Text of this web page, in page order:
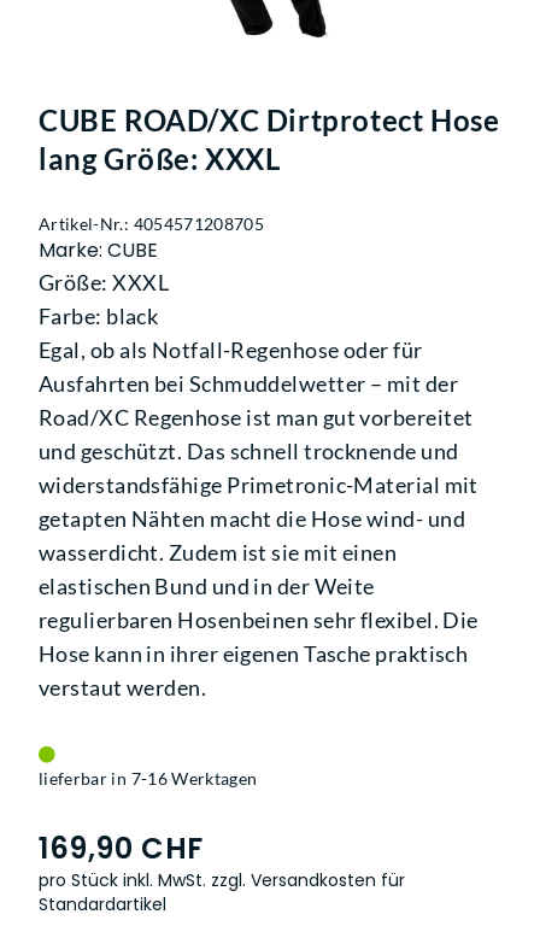
CUBE ROAD/XC Dirtprotect Hose
lang Größe: XXXL
Artikel-Nr.: 4054571208705
Marke: CUBE
Größe: XXXL
Farbe: black
Egal, ob als Notfall-Regenhose oder für
Ausfahrten bei Schmuddelwetter – mit der
Road/XC Regenhose ist man gut vorbereitet
und geschützt. Das schnell trocknende und
widerstandsfähige Primetronic-Material mit
getapten Nähten macht die Hose wind- und
wasserdicht. Zudem ist sie mit einen
elastischen Bund und in der Weite
regulierbaren Hosenbeinen sehr flexibel. Die
Hose kann in ihrer eigenen Tasche praktisch
verstaut werden.
lieferbar in 7-16 Werktagen
169,90 CHF
pro Stück inkl. MwSt. zzgl. Versandkosten für
Standardartikel